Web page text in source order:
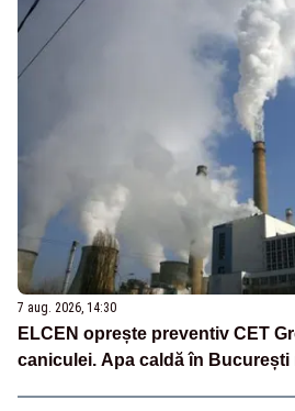
7 aug. 2026, 14:30
ELCEN oprește preventiv CET
caniculei. Apa caldă în București